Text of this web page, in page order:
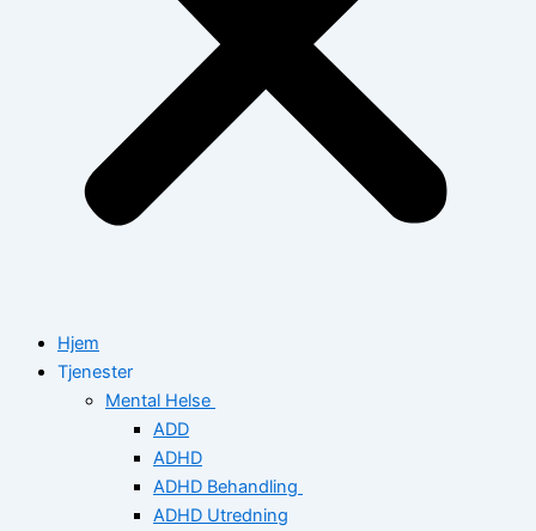
Hjem
Tjenester
Mental Helse
ADD
ADHD
ADHD Behandling
ADHD Utredning